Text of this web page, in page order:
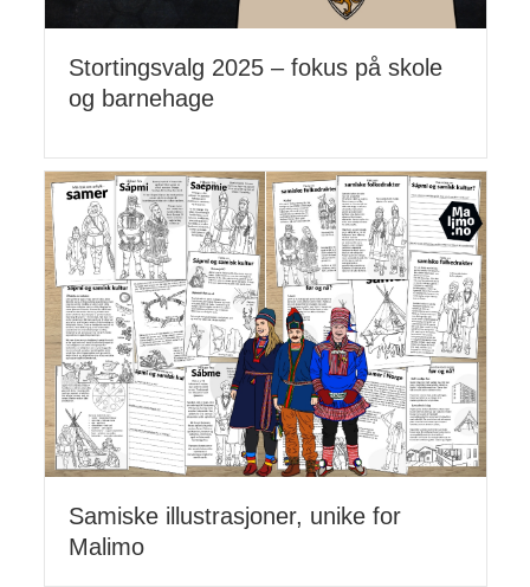
Stortingsvalg 2025 – fokus på skole
og barnehage
Samiske illustrasjoner, unike for
Malimo